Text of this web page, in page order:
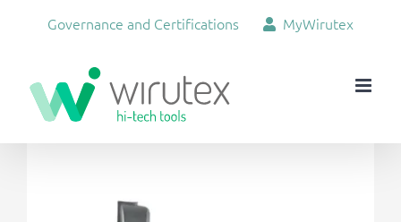
Governance and Certifications MyWirutex